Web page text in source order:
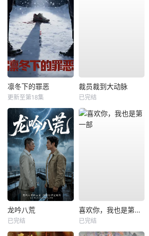
凛冬下的罪恶
更新至第18集
裁员裁到大动脉
已完结
龙吟八荒
已完结
喜欢你，我也是第一部
已完结